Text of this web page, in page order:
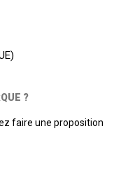
?
faire une proposition